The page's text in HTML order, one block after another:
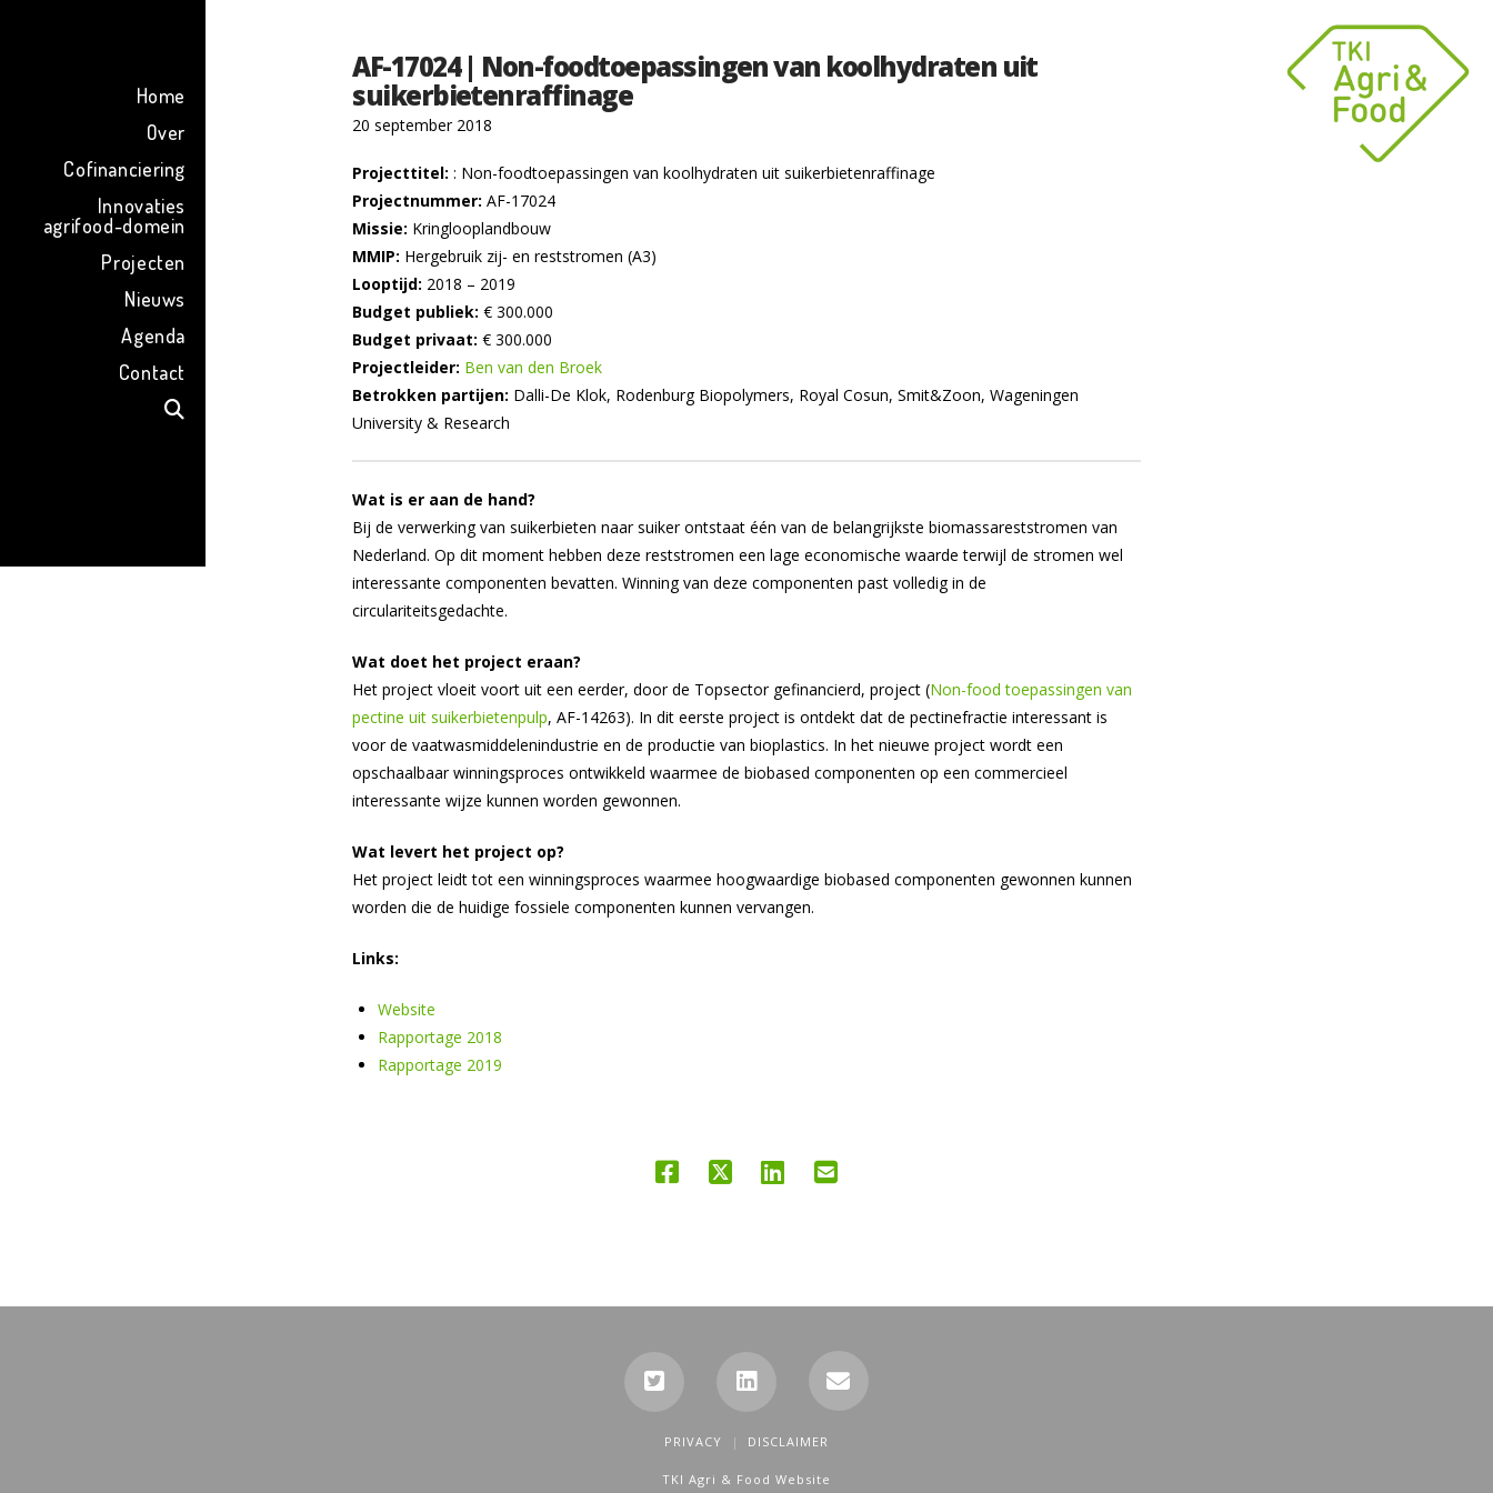
Home
Over
Cofinanciering
Innovaties
agrifood-domein
Projecten
Nieuws
Agenda
Contact
AF-17024 | Non-foodtoepassingen van koolhydraten uit
suikerbietenraffinage
20 september 2018
Projecttitel: : Non-foodtoepassingen van koolhydraten uit suikerbietenraffinage
Projectnummer: AF-17024
Missie: Kringlooplandbouw
MMIP: Hergebruik zij- en reststromen (A3)
Looptijd: 2018 – 2019
Budget publiek: € 300.000
Budget privaat: € 300.000
Projectleider: Ben van den Broek
Betrokken partijen: Dalli-De Klok, Rodenburg Biopolymers, Royal Cosun, Smit&Zoon, Wageningen
University & Research
Wat is er aan de hand?
Bij de verwerking van suikerbieten naar suiker ontstaat één van de belangrijkste biomassareststromen van
Nederland. Op dit moment hebben deze reststromen een lage economische waarde terwijl de stromen wel
interessante componenten bevatten. Winning van deze componenten past volledig in de
circulariteitsgedachte.
Wat doet het project eraan?
Het project vloeit voort uit een eerder, door de Topsector gefinancierd, project (Non-food toepassingen van
pectine uit suikerbietenpulp, AF-14263). In dit eerste project is ontdekt dat de pectinefractie interessant is
voor de vaatwasmiddelenindustrie en de productie van bioplastics. In het nieuwe project wordt een
opschaalbaar winningsproces ontwikkeld waarmee de biobased componenten op een commercieel
interessante wijze kunnen worden gewonnen.
Wat levert het project op?
Het project leidt tot een winningsproces waarmee hoogwaardige biobased componenten gewonnen kunnen
worden die de huidige fossiele componenten kunnen vervangen.
Links:
Website
Rapportage 2018
Rapportage 2019
PRIVACY DISCLAIMER
TKI Agri & Food Website